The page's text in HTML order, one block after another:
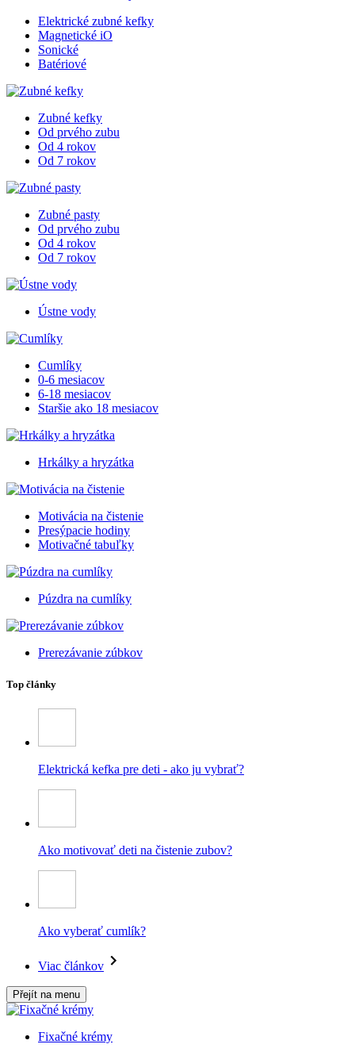
Elektrické zubné kefky
Magnetické iO
Sonické
Batériové
Zubné kefky
Od prvého zubu
Od 4 rokov
Od 7 rokov
Zubné pasty
Od prvého zubu
Od 4 rokov
Od 7 rokov
Ústne vody
Cumlíky
0-6 mesiacov
6-18 mesiacov
Staršie ako 18 mesiacov
Hrkálky a hryzátka
Motivácia na čistenie
Presýpacie hodiny
Motivačné tabuľky
Púzdra na cumlíky
Prerezávanie zúbkov
Top články
Elektrická kefka pre deti - ako ju vybrať?
Ako motivovať deti na čistenie zubov?
Ako vyberať cumlík?
Viac článkov
Přejít na menu
Fixačné krémy